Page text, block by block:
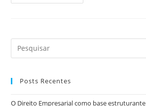
Posts Recentes
O Direito Empresarial como base